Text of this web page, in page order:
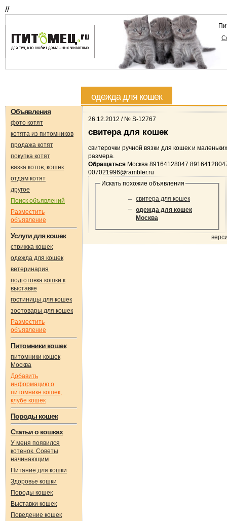
//
одежда для кошек
Объявления
фото котят
котята из питомников
продажа котят
покупка котят
вязка котов, кошек
отдам котят
другое
Поиск объявлений
Разместить
объявление
Услуги для кошек
стрижка кошек
одежда для кошек
ветеринария
подготовка кошки к
выставке
гостиницы для кошек
зоотовары для кошек
Разместить
объявление
Питомники кошек
питомники кошек
Москва
Добавить
информацию о
питомнике кошек,
клубе кошек
Породы кошек
Статьи о кошках
У меня появился
котенок. Советы
начинающим
Питание для кошки
Здоровье кошки
Породы кошек
Выставки кошек
Поведение кошек
26.12.2012 / № S-12767
свитера для кошек
свитерочки ручной вязки для кошек и
размера.
Обращаться Москва 89164128047
007021996@rambler.ru
Искать похожие объявления
свитера для кошек
одежда для кошек
Москва